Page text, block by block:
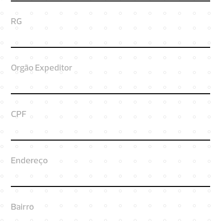
RG
Orgão Expeditor
CPF
Endereço
Bairro